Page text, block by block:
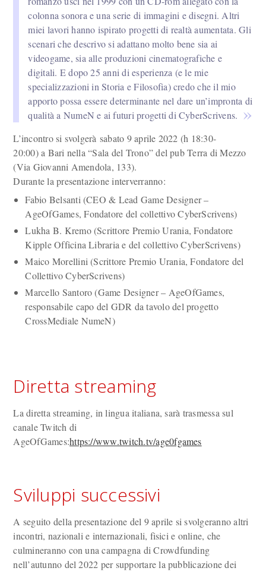
colonna sonora e una serie di immagini e disegni. Altri
miei lavori hanno ispirato progetti di realtà aumentata. Gli
scenari che descrivo si adattano molto bene sia ai
videogame, sia alle produzioni cinematografiche e
digitali. E dopo 25 anni di esperienza (e le mie
specializzazioni in Storia e Filosofia) credo che il mio
apporto possa essere determinante nel dare un’impronta di
qualità a NumeN e ai futuri progetti di CyberScrivens.
L’incontro si svolgerà sabato 9 aprile 2022 (h 18:30-
20:00) a Bari nella “Sala del Trono” del pub Terra di Mezzo
(Via Giovanni Amendola, 133).
Durante la presentazione interverranno:
Fabio Belsanti (CEO & Lead Game Designer –
AgeOfGames, Fondatore del collettivo CyberScrivens)
Lukha B. Kremo (Scrittore Premio Urania, Fondatore
Kipple Officina Libraria e del collettivo CyberScrivens)
Maico Morellini (Scrittore Premio Urania, Fondatore del
Collettivo CyberScrivens)
Marcello Santoro (Game Designer – AgeOfGames,
responsabile capo del GDR da tavolo del progetto
CrossMediale NumeN)
Diretta streaming
La diretta streaming, in lingua italiana, sarà trasmessa sul
canale Twitch di
AgeOfGames:https://www.twitch.tv/age0fgames
Sviluppi successivi
A seguito della presentazione del 9 aprile si svolgeranno altri
incontri, nazionali e internazionali, fisici e online, che
culmineranno con una campagna di Crowdfunding
nell’autunno del 2022 per supportare la pubblicazione dei